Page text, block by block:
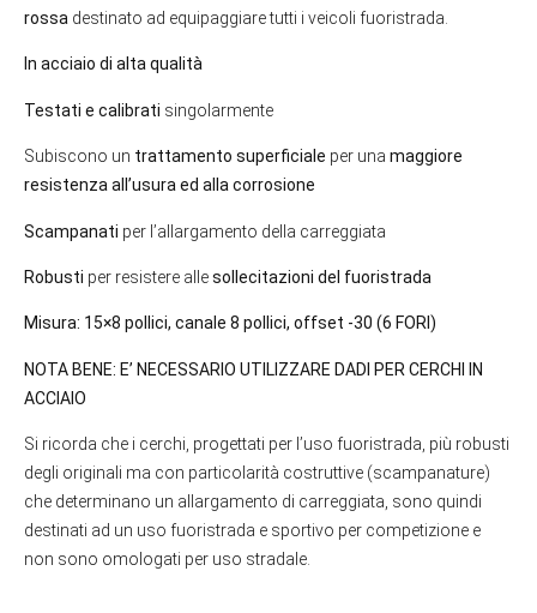
rossa destinato ad equipaggiare tutti i veicoli fuoristrada.
In acciaio di alta qualità
Testati e calibrati singolarmente
Subiscono un trattamento superficiale per una maggiore
resistenza all’usura ed alla corrosione
Scampanati per l’allargamento della carreggiata
Robusti per resistere allesollecitazioni del fuoristrada
Misura: 15×8 pollici, canale 8 pollici, offset -30 (6 FORI)
NOTA BENE: E’ NECESSARIO UTILIZZARE DADI PER CERCHI IN
ACCIAIO
Si ricorda che i cerchi, progettati per l’uso fuoristrada, più robusti
degli originali ma con particolarità costruttive (scampanature)
che determinano un allargamento di carreggiata, sono quindi
destinati ad un uso fuoristrada e sportivo per competizione e
non sono omologati per uso stradale.